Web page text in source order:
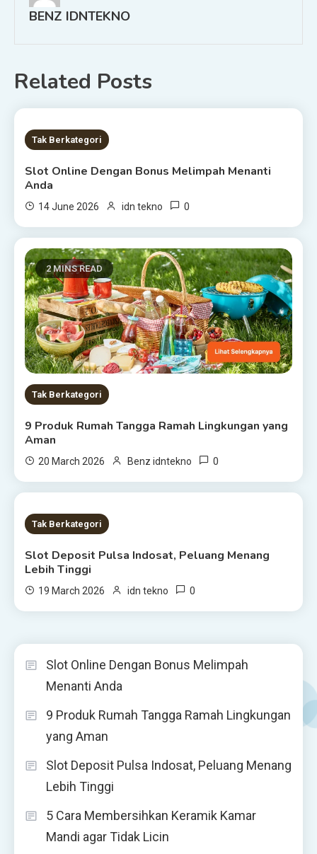
BENZ IDNTEKNO
Related Posts
8 MINS READ
Tak Berkategori
Slot Online Dengan Bonus Melimpah Menanti
Anda
14 June 2026 idn tekno 0
2 MINS READ
Tak Berkategori
9 Produk Rumah Tangga Ramah Lingkungan yang
Aman
20 March 2026 Benz idntekno 0
1 MIN READ
Tak Berkategori
Slot Deposit Pulsa Indosat, Peluang Menang
Lebih Tinggi
19 March 2026 idn tekno 0
Slot Online Dengan Bonus Melimpah
Menanti Anda
9 Produk Rumah Tangga Ramah Lingkungan
yang Aman
Slot Deposit Pulsa Indosat, Peluang Menang
Lebih Tinggi
5 Cara Membersihkan Keramik Kamar
Mandi agar Tidak Licin